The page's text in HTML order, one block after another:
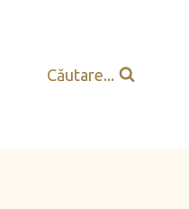
Căutare...